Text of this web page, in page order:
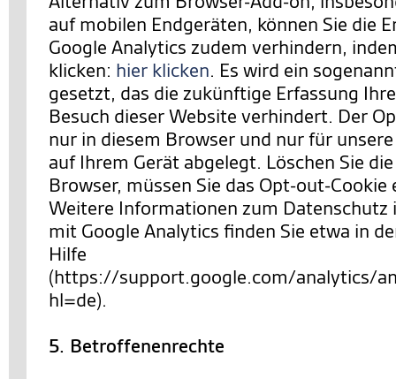
auf mobilen Endgeräten, können Sie die
Google Analytics zudem verhindern,
klicken: hier klicken. Es wird ein
gesetzt, das die zukünftige Erfassung
Besuch dieser Website verhindert. Der
nur in diesem Browser und nur für
auf Ihrem Gerät abgelegt. Löschen Sie
Browser, müssen Sie das Opt-out-Cookie
Weitere Informationen zum Datenschutz
mit Google Analytics finden Sie etwa in
Hilfe
(https://support.google.com/analytics/
hl=de).
5. Betroffenenrechte